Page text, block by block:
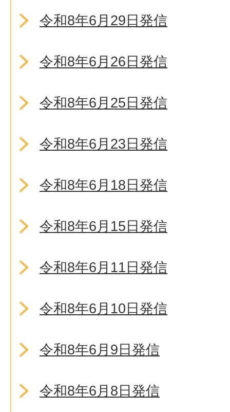
令和8年6月29日発信
令和8年6月26日発信
令和8年6月25日発信
令和8年6月23日発信
令和8年6月18日発信
令和8年6月15日発信
令和8年6月11日発信
令和8年6月10日発信
令和8年6月9日発信
令和8年6月8日発信